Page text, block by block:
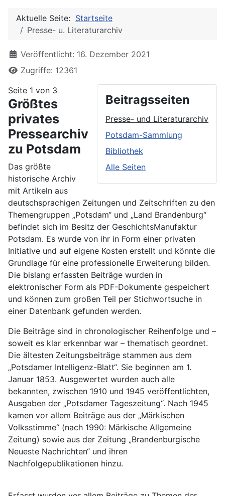
Aktuelle Seite: Startseite
Presse- u. Literaturarchiv
Details
Veröffentlicht: 16. Dezember 2021
Zugriffe: 12361
Beitragsseiten
Presse- und Literaturarchiv
Potsdam-Sammlung
Bibliothek
Alle Seiten
Seite 1 von 3
Größtes
privates
Pressearchiv
zu Potsdam
Das größte
historische Archiv
mit Artikeln aus
deutschsprachigen Zeitungen und Zeitschriften zu den
Themengruppen „Potsdam“ und „Land Brandenburg“
befindet sich im Besitz der GeschichtsManufaktur
Potsdam. Es wurde von ihr in Form einer privaten
Initiative und auf eigene Kosten erstellt und könnte die
Grundlage für eine professionelle Erweiterung bilden.
Die bislang erfassten Beiträge wurden in
elektronischer Form als PDF-Dokumente gespeichert
und können zum großen Teil per Stichwortsuche in
einer Datenbank gefunden werden.
Die Beiträge sind in chronologischer Reihenfolge und –
soweit es klar erkennbar war – thematisch geordnet.
Die ältesten Zeitungsbeiträge stammen aus dem
„Potsdamer Intelligenz-Blatt“. Sie beginnen am 1.
Januar 1853. Ausgewertet wurden auch alle
bekannten, zwischen 1910 und 1945 veröffentlichten,
Ausgaben der „Potsdamer Tageszeitung“. Nach 1945
kamen vor allem Beiträge aus der „Märkischen
Volksstimme“ (nach 1990: Märkische Allgemeine
Zeitung) sowie aus der Zeitung „Brandenburgische
Neueste Nachrichten“ und ihren
Nachfolgepublikationen hinzu.